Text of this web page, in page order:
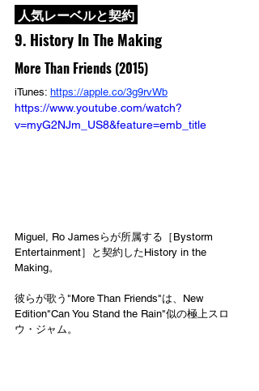
人気レーベルと契約
9. History In The Making
More Than Friends (2015)
iTunes: https://apple.co/3g9rvWb
https://www.youtube.com/watch?
v=myG2NJm_US8&feature=emb_title
Miguel, Ro Jamesらが所属する［Bystorm
Entertainment］と契約したHistory in the
Making。
彼らが歌う"More Than Friends"は、New
Edition"Can You Stand the Rain"似の極上スロ
ウ・ジャム。